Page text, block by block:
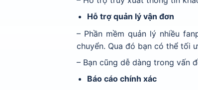
Hỗ trợ quản lý vận đơn
– Phần mềm quản lý nhiều
chuyển. Qua đó bạn có thể tối
– Bạn cũng dễ dàng trong vấn
Báo cáo chính xác